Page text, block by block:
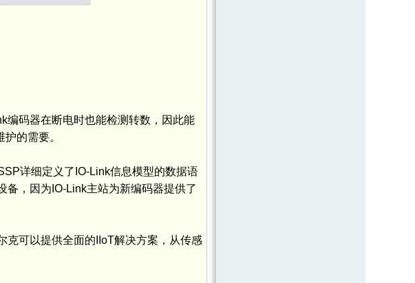
编码器在断电时也能检测转数，因此能
的需要。
详细定义了IO-Link信息模型的数据语
备，因为IO-Link主站为新编码器提供了
克可以提供全面的IIoT解决方案，从传感